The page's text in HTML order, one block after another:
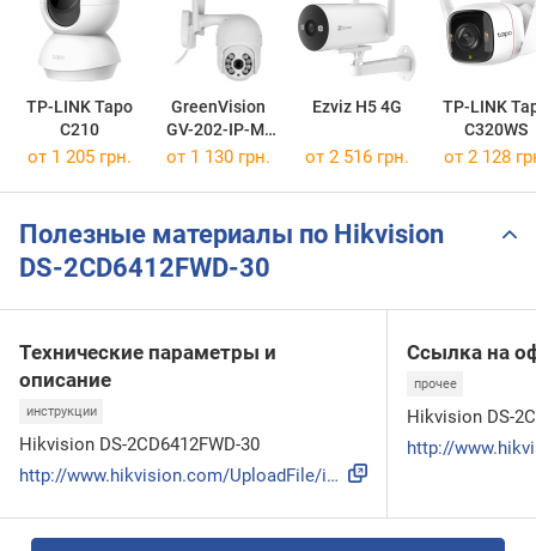
TP-LINK Tapo
C210
GreenVision
GV-202-IP-M-
DOC40-30
Ezviz H5 4G
TP-LINK
C320WS
от 1 205 грн. от 1 130 грн. от 2 516 грн. от 2 128
Полезные материалы по Hikvision
DS-2CD6412FWD-30
Технические параметры и
описание
инструкции
Hikvision DS-2CD6412FWD-30
http://www.hikvision.com/UploadFile/image/20140306174005889...
Ссылка на
прочее
Hikvision DS-